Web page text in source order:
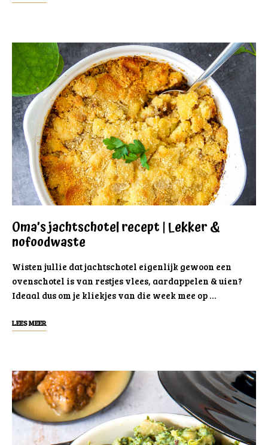
Oma’s jachtschotel recept | Lekker &
nofoodwaste
Wisten jullie dat jachtschotel eigenlijk gewoon een
ovenschotel is van restjes vlees, aardappelen & uien?
Ideaal dus om je kliekjes van die week mee op …
LEES MEER